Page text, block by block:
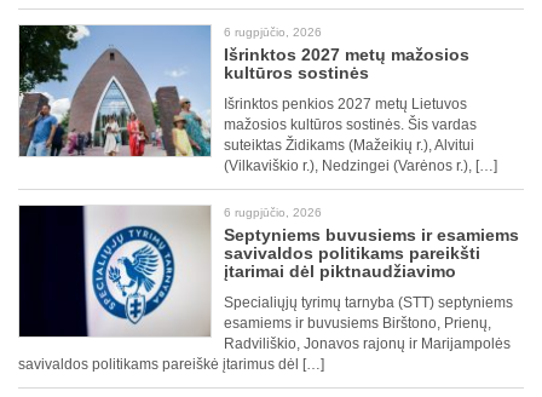
6 rugpjūčio, 2026
Išrinktos 2027 metų mažosios
kultūros sostinės
Išrinktos penkios 2027 metų Lietuvos
mažosios kultūros sostinės. Šis vardas
suteiktas Židikams (Mažeikių r.), Alvitui
(Vilkaviškio r.), Nedzingei (Varėnos r.), […]
6 rugpjūčio, 2026
Septyniems buvusiems ir esamiems
savivaldos politikams pareikšti
įtarimai dėl piktnaudžiavimo
Specialiųjų tyrimų tarnyba (STT) septyniems
esamiems ir buvusiems Birštono, Prienų,
Radviliškio, Jonavos rajonų ir Marijampolės
savivaldos politikams pareiškė įtarimus dėl […]